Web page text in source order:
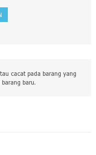
cacat pada barang yang
baru.